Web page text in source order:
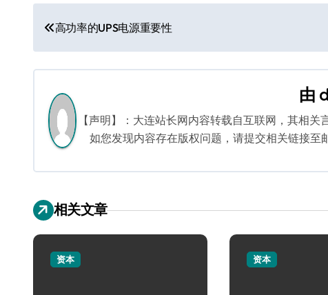
文
章
导
航
高功率的UPS电源重要性
由
【声明】：大连站长网内容转载自互联网，其相
如您发现内容存在版权问题，请提交相关链接至
相关文章
资本 资本